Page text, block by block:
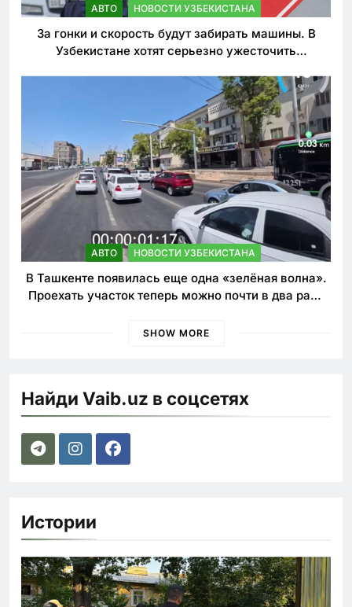
АВТО НОВОСТИ УЗБЕКИСТАНА
За гонки и скорость будут забирать машины. В
Узбекистане хотят серьезно ужесточить
АВТО НОВОСТИ УЗБЕКИСТАНА
В Ташкенте появилась еще одна «зелёная волна».
Проехать участок теперь можно почти в два раза
SHOW MORE
Найди Vaib.uz в соцсетях
Истории